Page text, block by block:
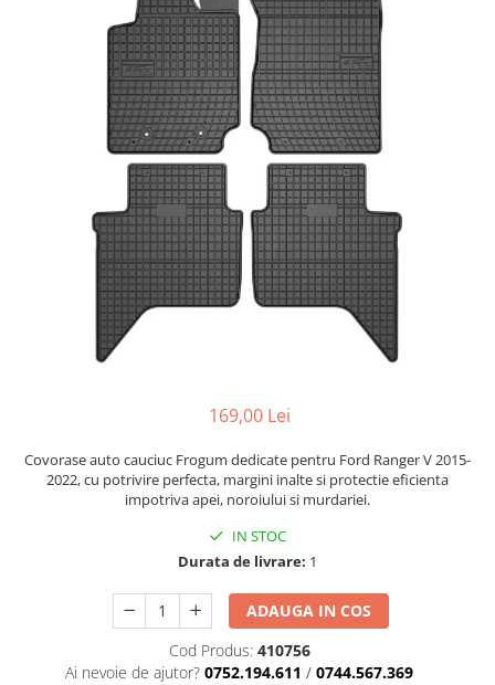
Accesorii Curatare Auto
Accesorii Sezon Rece
Accesorii Siguranta Auto
Banda Reflectorizanta
Bare Portbagaj
Brelocuri Auto Metalice Chei
Capace Prezoane
Carcase Chei Auto
Carcasa cheie Audi
Carcasa cheie Bmw
Carcasa cheie Dacia
Carcasa Cheie Mercedes Benz
Carcasa Cheie Opel
Carcasa Cheie Peugeot
Carcasa Cheie Toyota
Carcasa Cheie Volkswagen
169,00 Lei
Covorase auto cauciuc Frogum dedicate pentru Ford Ranger V 2015-
2022, cu potrivire perfecta, margini inalte si protectie eficienta
impotriva apei, noroiului si murdariei.
IN STOC
Durata de livrare: 1
ADAUGA IN COS
Cod Produs: 410756
Ai nevoie de ajutor? 0752.194.611 / 0744.567.369